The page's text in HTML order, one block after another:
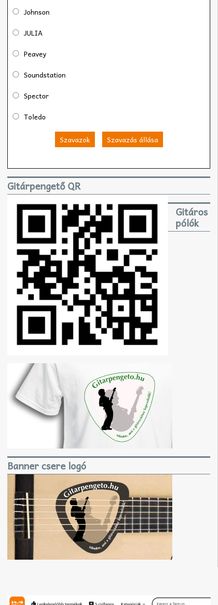
Johnson
JULIA
Peavey
Soundstation
Spector
Toledo
Szavazok Szavazás állása
Gitárpengető QR
Gitáros
pólók
Banner csere logó